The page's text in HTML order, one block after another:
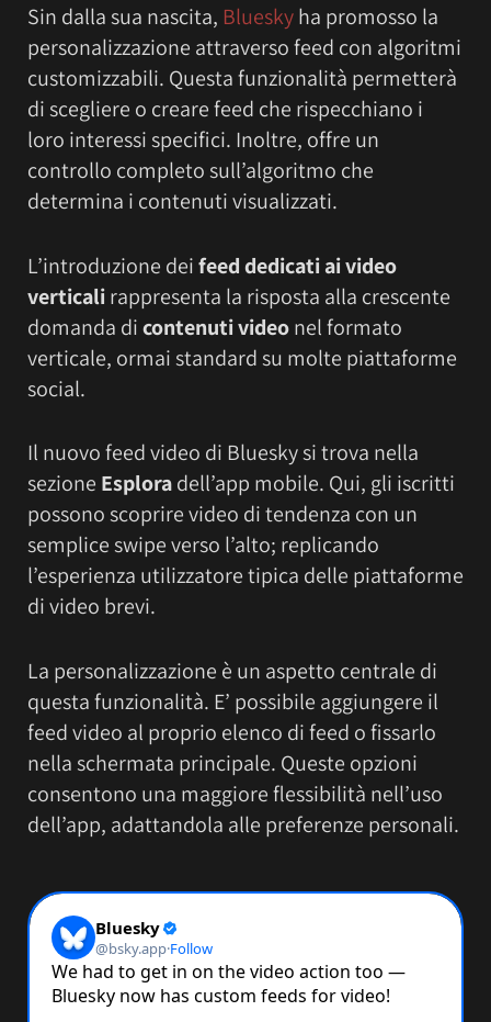
Sin dalla sua nascita, Blueskyha promosso la
personalizzazione attraverso feed con algoritmi
customizzabili. Questa funzionalità permetterà
di scegliere o creare feed che rispecchiano i
loro interessi specifici. Inoltre, offre un
controllo completo sull’algoritmo che
determina i contenuti visualizzati.
L’introduzione deifeed dedicati ai video
verticalirappresenta la risposta alla crescente
domanda dicontenuti videonel formato
verticale, ormai standard su molte piattaforme
social.
Il nuovo feed video di Bluesky si trova nella
sezione Esploradell’app mobile. Qui, gli iscritti
possono scoprire video di tendenza con un
semplice swipe verso l’alto; replicando
l’esperienza utilizzatore tipica delle piattaforme
di video brevi.
La personalizzazione è un aspetto centrale di
questa funzionalità. E’ possibile aggiungere il
feed video al proprio elenco di feed o fissarlo
nella schermata principale. Queste opzioni
consentono una maggiore flessibilità nell’uso
dell’app, adattandola alle preferenze personali.